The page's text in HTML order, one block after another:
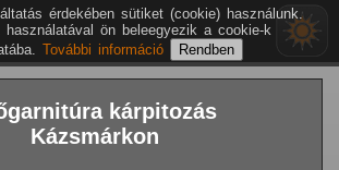
kárpitozás
Kázsmárkon
érdekében sütiket (cookie) használunk.
használatával ön beleegyezik a cookie-k
További információ